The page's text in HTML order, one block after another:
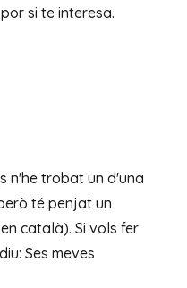
si te interesa.
n'he trobat un d'una
té penjat un
català). Si vols fer
Ses meves